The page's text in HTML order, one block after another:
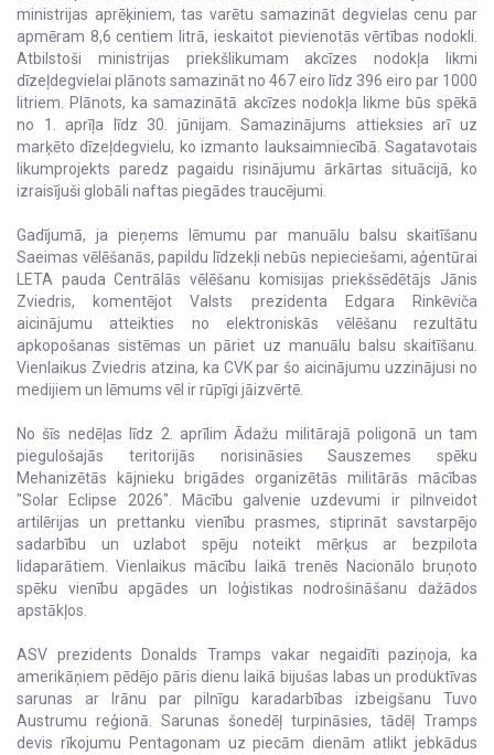
ministrijas aprēķiniem, tas varētu samazināt degvielas cenu par
apmēram 8,6 centiem litrā, ieskaitot pievienotās vērtības nodokli.
Atbilstoši ministrijas priekšlikumam akcīzes nodokļa likmi
dīzeļdegvielai plānots samazināt no 467 eiro līdz 396 eiro par 1000
litriem. Plānots, ka samazinātā akcīzes nodokļa likme būs spēkā
no 1. aprīļa līdz 30. jūnijam. Samazinājums attieksies arī uz
marķēto dīzeļdegvielu, ko izmanto lauksaimniecībā. Sagatavotais
likumprojekts paredz pagaidu risinājumu ārkārtas situācijā, ko
izraisījuši globāli naftas piegādes traucējumi.
Gadījumā, ja pieņems lēmumu par manuālu balsu skaitīšanu
Saeimas vēlēšanās, papildu līdzekļi nebūs nepieciešami, aģentūrai
LETA pauda Centrālās vēlēšanu komisijas priekšsēdētājs Jānis
Zviedris, komentējot Valsts prezidenta Edgara Rinkēviča
aicinājumu atteikties no elektroniskās vēlēšanu rezultātu
apkopošanas sistēmas un pāriet uz manuālu balsu skaitīšanu.
Vienlaikus Zviedris atzina, ka CVK par šo aicinājumu uzzinājusi no
medijiem un lēmums vēl ir rūpīgi jāizvērtē.
No šīs nedēļas līdz 2. aprīlim Ādažu militārajā poligonā un tam
piegulošajās teritorijās norisināsies Sauszemes spēku
Mehanizētās kājnieku brigādes organizētās militārās mācības
"Solar Eclipse 2026". Mācību galvenie uzdevumi ir pilnveidot
artilērijas un prettanku vienību prasmes, stiprināt savstarpējo
sadarbību un uzlabot spēju noteikt mērķus ar bezpilota
lidaparātiem. Vienlaikus mācību laikā trenēs Nacionālo bruņoto
spēku vienību apgādes un loģistikas nodrošināšanu dažādos
apstākļos.
ASV prezidents Donalds Tramps vakar negaidīti paziņoja, ka
amerikāņiem pēdējo pāris dienu laikā bijušas labas un produktīvas
sarunas ar Irānu par pilnīgu karadarbības izbeigšanu Tuvo
Austrumu reģionā. Sarunas šonedēļ turpināsies, tādēļ Tramps
devis rīkojumu Pentagonam uz piecām dienām atlikt jebkādus